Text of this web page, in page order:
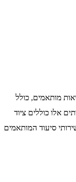
מותאמים, כולל
אלו כוללים ציוד
סיעוד המותאמים